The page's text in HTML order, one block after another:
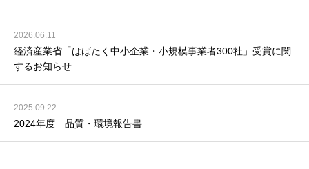
2026.06.11
経済産業省「はばたく中小企業・小規模事業者300社」受賞に関
するお知らせ
2025.09.22
2024年度 品質・環境報告書